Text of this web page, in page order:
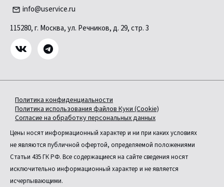
info@uservice.ru
115280, г. Москва, ул. Речников, д. 29, стр. 3
Политика конфиденциальности
Политика использования файлов Куки (Cookie)
Согласие на обработку персональных данных
Цены носят информационный характер и ни при каких условиях
не являются публичной офертой, определяемой положениями
Статьи 435 ГК РФ. Все содержащиеся на сайте сведения носят
исключительно информационный характер и не является
исчерпывающими.